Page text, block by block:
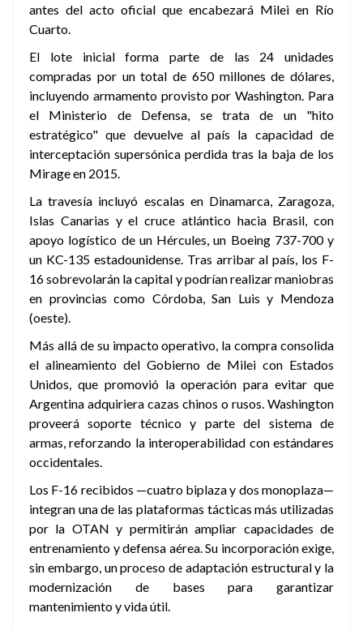
antes del acto oficial que encabezará Milei en Río
Cuarto.
El lote inicial forma parte de las 24 unidades
compradas por un total de 650 millones de dólares,
incluyendo armamento provisto por Washington. Para
el Ministerio de Defensa, se trata de un "hito
estratégico" que devuelve al país la capacidad de
interceptación supersónica perdida tras la baja de los
Mirage en 2015.
La travesía incluyó escalas en Dinamarca, Zaragoza,
Islas Canarias y el cruce atlántico hacia Brasil, con
apoyo logístico de un Hércules, un Boeing 737-700 y
un KC-135 estadounidense. Tras arribar al país, los F-
16 sobrevolarán la capital y podrían realizar maniobras
en provincias como Córdoba, San Luis y Mendoza
(oeste).
Más allá de su impacto operativo, la compra consolida
el alineamiento del Gobierno de Milei con Estados
Unidos, que promovió la operación para evitar que
Argentina adquiriera cazas chinos o rusos. Washington
proveerá soporte técnico y parte del sistema de
armas, reforzando la interoperabilidad con estándares
occidentales.
Los F-16 recibidos —cuatro biplaza y dos monoplaza—
integran una de las plataformas tácticas más utilizadas
por la OTAN y permitirán ampliar capacidades de
entrenamiento y defensa aérea. Su incorporación exige,
sin embargo, un proceso de adaptación estructural y la
modernización de bases para garantizar
mantenimiento y vida útil.